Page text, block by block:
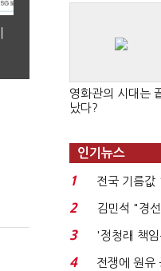
영화관의 시대는
났다?
인기뉴스
1
전국 기름값
발윳값
2
김민석 "경
청래 "반명
3
'정청래 책
는 추가투표
4
전쟁에 원유